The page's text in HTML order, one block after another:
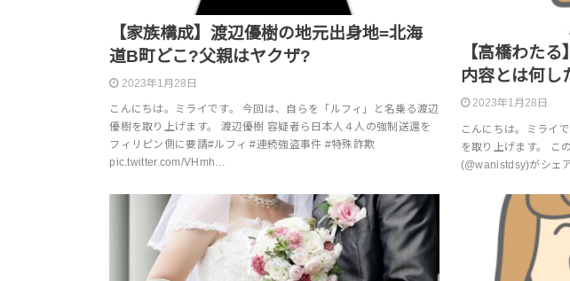
【家族構成】渡辺優樹の地元出身地=北海
道B町どこ?父親はヤクザ?
2023年1月28日
こんにちは。ミライです。 今回は、自らを「ルフィ」と名乗る渡辺
優樹を取り上げます。 渡辺優樹 容疑者ら日本人４人の強制送還を
フィリピン側に要請#ルフィ #連続強盗事件 #特殊詐欺
pic.twitter.com/VHmh…
【高橋わた
内容とは何し
2023年1月28日
こんにちは。ミライ
を取り上げます。 こ
(@wanistdsy)がシェ